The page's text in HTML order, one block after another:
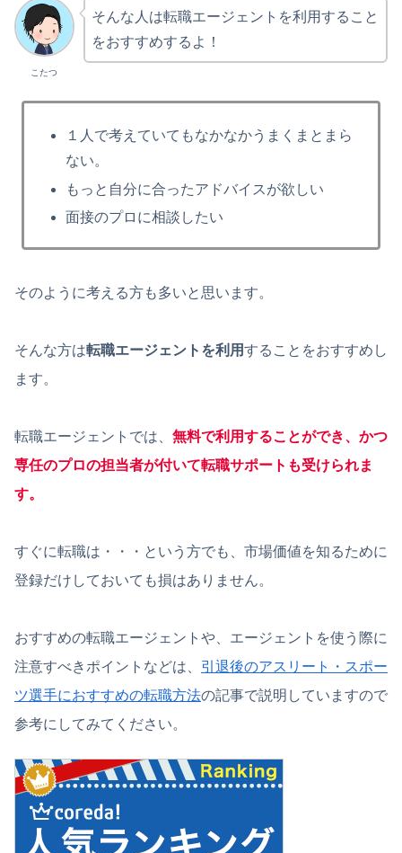
こたつ
そんな人は転職エージェントを利用すること
をおすすめするよ！
１人で考えていてもなかなかうまくまとまら
ない。
もっと自分に合ったアドバイスが欲しい
面接のプロに相談したい
そのように考える方も多いと思います。
そんな方は転職エージェントを利用することをおすすめし
ます。
転職エージェントでは、 無料で利用することができ、かつ
専任のプロの担当者が付いて転職サポートも受けられま
す。
すぐに転職は・・・という方でも、市場価値を知るために
登録だけしておいても損はありません。
おすすめの転職エージェントや、エージェントを使う際に
注意すべきポイントなどは、 引退後のアスリート・スポー
ツ選手におすすめの転職方法の記事で説明していますので
参考にしてみてください。